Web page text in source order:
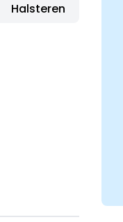
Halsteren